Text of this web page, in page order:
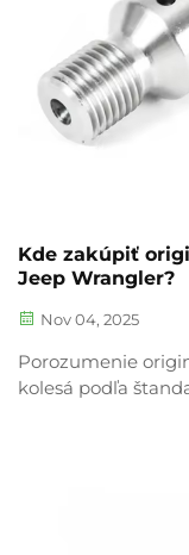
Kde zakúpiť
Jeep Wrangler?
Nov 04, 2025
Porozumenie
kolesá podľa